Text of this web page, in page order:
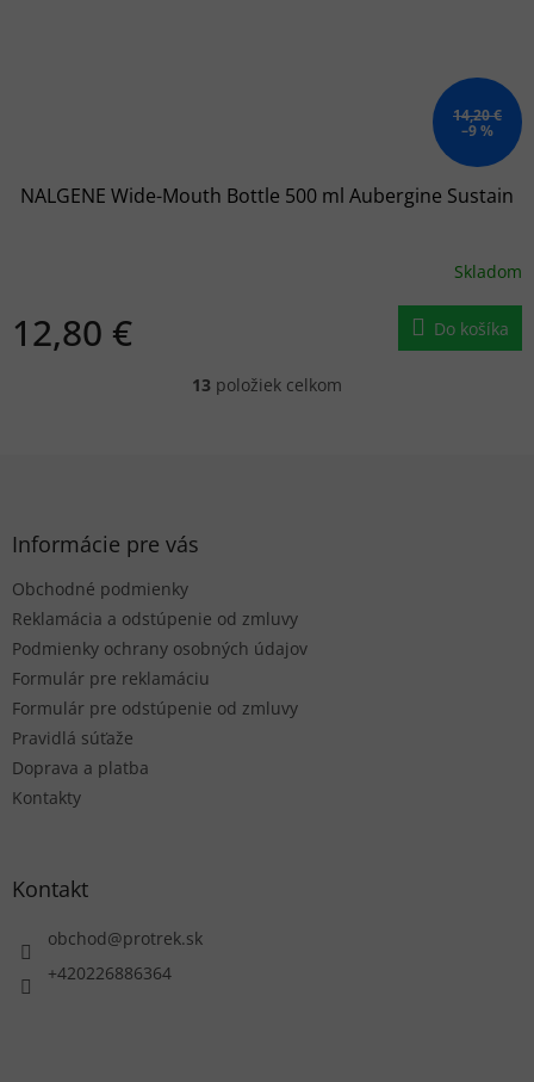
14,20 €
–9 %
NALGENE Wide-Mouth Bottle 500 ml Aubergine Sustain
Skladom
12,80 € Do košíka
O
r
v
v
13 položiek celkom
Informácie pre vás
Obchodné podmienky
Reklamácia a odstúpenie od zmluvy
Podmienky ochrany osobných údajov
Formulár pre reklamáciu
Formulár pre odstúpenie od zmluvy
Pravidlá súťaže
Doprava a platba
Kontakty
Kontakt
obchod@protrek.sk
+420226886364